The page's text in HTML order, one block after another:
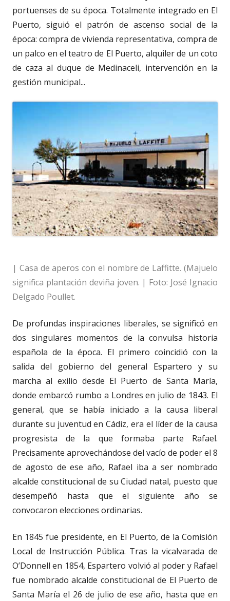
portuenses de su época. Totalmente integrado en El
Puerto, siguió el patrón de ascenso social de la
época: compra de vivienda representativa, compra de
un palco en el teatro de El Puerto, alquiler de un coto
de caza al duque de Medinaceli, intervención en la
gestión municipal...
| Casa de aperos con el nombre de Laffitte. (Majuelo
significa plantación deviña joven. | Foto: José Ignacio
Delgado Poullet.
De profundas inspiraciones liberales, se significó en
dos singulares momentos de la convulsa historia
española de la época. El primero coincidió con la
salida del gobierno del general Espartero y su
marcha al exilio desde El Puerto de Santa María,
donde embarcó rumbo a Londres en julio de 1843. El
general, que se había iniciado a la causa liberal
durante su juventud en Cádiz, era el líder de la causa
progresista de la que formaba parte Rafael.
Precisamente aprovechándose del vacío de poder el 8
de agosto de ese año, Rafael iba a ser nombrado
alcalde constitucional de su Ciudad natal, puesto que
desempeñó hasta que el siguiente año se
convocaron elecciones ordinarias.
En 1845 fue presidente, en El Puerto, de la Comisión
Local de Instrucción Pública. Tras la vicalvarada de
O’Donnell en 1854, Espartero volvió al poder y Rafael
fue nombrado alcalde constitucional de El Puerto de
Santa María el 26 de julio de ese año, hasta que en